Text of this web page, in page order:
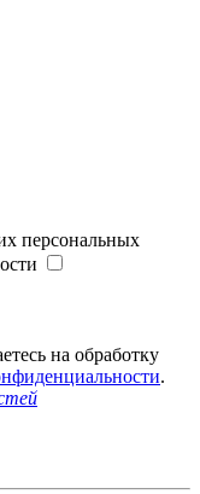
персональных
на обработку
.